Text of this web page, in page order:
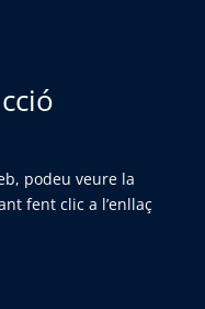
podeu veure la
fent clic a l’enllaç